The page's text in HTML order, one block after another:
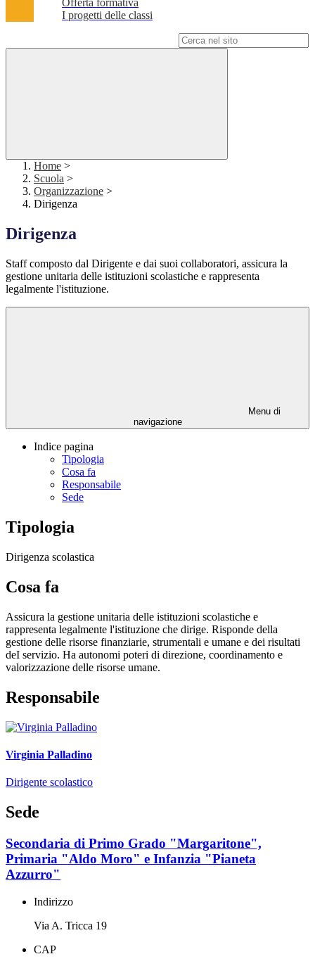
Offerta formativa
I progetti delle classi
Home >
Scuola >
Organizzazione >
Dirigenza
Dirigenza
Staff composto dal Dirigente e dai suoi collaboratori, assicura la
gestione unitaria delle istituzioni scolastiche e rappresenta
legalmente l'istituzione.
Menu di
navigazione
Indice pagina
Tipologia
Cosa fa
Responsabile
Sede
Tipologia
Dirigenza scolastica
Cosa fa
Assicura la gestione unitaria delle istituzioni scolastiche e
rappresenta legalmente l'istituzione che dirige. Risponde della
gestione delle risorse finanziarie, strumentali e umane e dei risultati
deI servizio. Ha autonomi poteri di direzione, coordinamento e
valorizzazione delle risorse umane.
Responsabile
Virginia Palladino
Dirigente scolastico
Sede
Secondaria di Primo Grado "Margaritone",
Primaria "Aldo Moro" e Infanzia "Pianeta
Azzurro"
Indirizzo
Via A. Tricca 19
CAP